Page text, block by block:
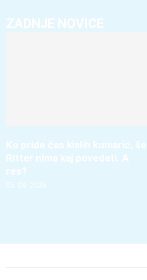
ZADNJE NOVICE
Ko pride čas kislih kumaric, še
Ritter nima kaj povedati. A
res?
05. 08. 2026